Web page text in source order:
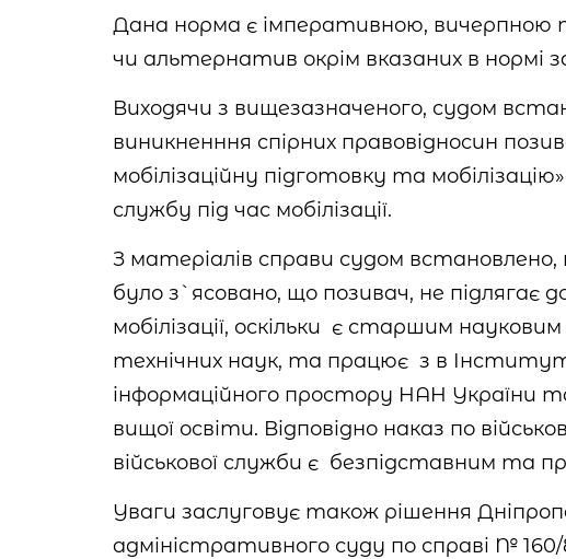
Дана норма є імперативною, вичерпною
чи альтернатив окрім вказаних в нормі
Виходячи з вищезазначеного, судом
виникненння спірних правовідносин
мобілізаційну підготовку та
службу під час мобілізації.
З матеріалів справи судом
було з`ясовано, що позивач, не підлягає
мобілізації, оскільки є старшим
технічних наук, та працює з в
інформаційного простору HAH України
вищої освіти. Відповідно наказ по
військової служби є безпідставним та
Уваги заслуговує також рішення
адміністративного суду по справі №